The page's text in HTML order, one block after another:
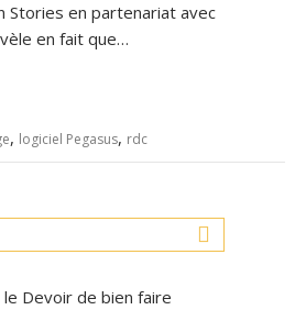
Stories en partenariat avec
en fait que…
, logiciel Pegasus, rdc
le Devoir de bien faire